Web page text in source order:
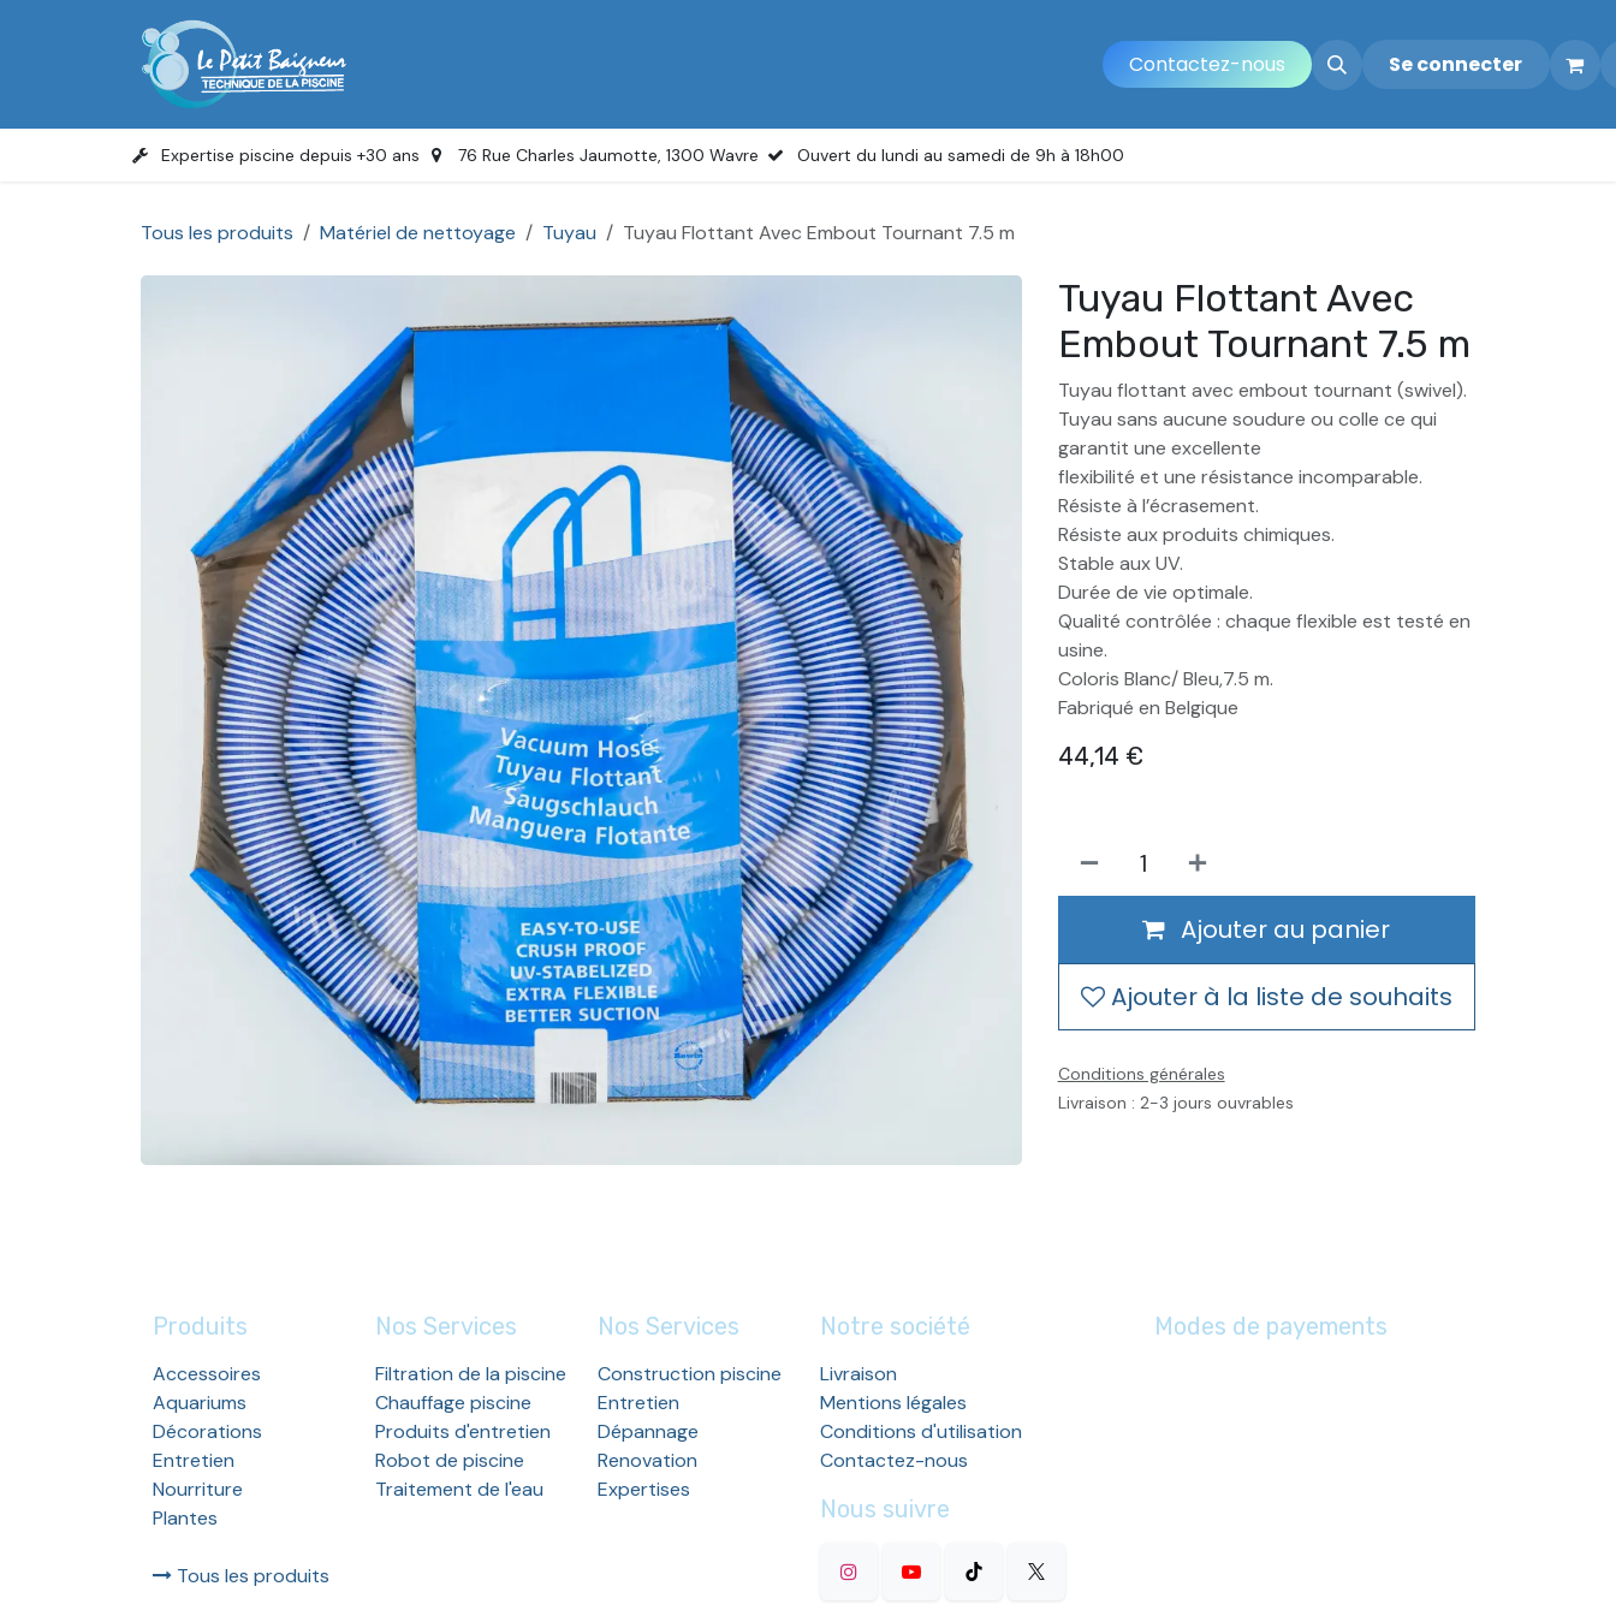
Se rendre au contenu
Contactez-nous Se connecter
Expertise piscine depuis +30 ans 76 Rue Charles Jaumotte, 1300 Wavre Ouvert du lundi au samedi de 9h à 18h00
Tous les produits Matériel de nettoyage Tuyau Tuyau Flottant Avec Embout Tournant 7.5 m
Tuyau Flottant Avec
Embout Tournant 7.5 m
Tuyau flottant avec embout tournant (swivel).
Tuyau sans aucune soudure ou colle ce qui
garantit une excellente
flexibilité et une résistance incomparable.
Résiste à l’écrasement.
Résiste aux produits chimiques.
Stable aux UV.
Durée de vie optimale.
Qualité contrôlée : chaque flexible est testé en
usine.
Coloris Blanc/ Bleu,7.5 m.
Fabriqué en Belgique
44,14 €
Ajouter au panier
Ajouter à la liste de souhaits
Conditions générales
Livraison : 2-3 jours ouvrables
Produits
Accessoires
Aquariums
Décorations
Entretien
Nourriture
Plantes
Tous les produits
Modes de payements
Notre société
Livraison
Mentions légales
Conditions d'utilisation
Contactez-nous
Nous suivre
Nos Services
Construction piscine
Entretien
Dépannage
Renovation
Expertises
Nos Services
Filtration de la piscine
Chauffage piscine
Produits d'entretien
Robot de piscine
Traitement de l'eau